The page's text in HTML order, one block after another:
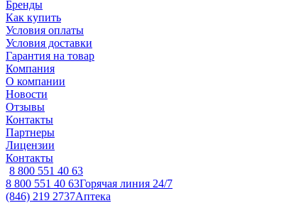
Бренды
Как купить
Условия оплаты
Условия доставки
Гарантия на товар
Компания
О компании
Новости
Отзывы
Контакты
Партнеры
Лицензии
Контакты
8 800 551 40 63
8 800 551 40 63Горячая линия 24/7
(846) 219 2737Аптека